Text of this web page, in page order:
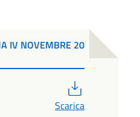
IV NOVEMBRE 20
Scarica